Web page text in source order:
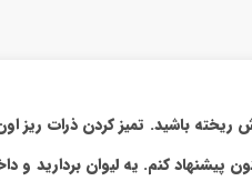
باشید. تمیز کردن ذرات ریز
پیشنهاد کنم. یه لیوان بردارید